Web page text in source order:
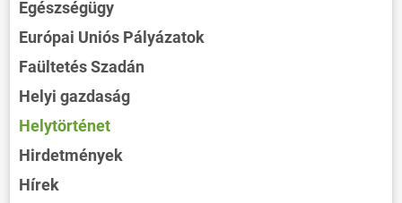
Egészségügy
Európai Uniós Pályázatok
Faültetés Szadán
Helyi gazdaság
Helytörténet
Hirdetmények
Hírek